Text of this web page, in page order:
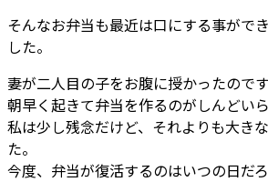
そんなお弁当も最近は口にする事がで
した。
妻が二人目の子をお腹に授かったのです
朝早く起きて弁当を作るのがしんどいら
私は少し残念だけど、それよりも大き
た。
今度、弁当が復活するのはいつの日だ